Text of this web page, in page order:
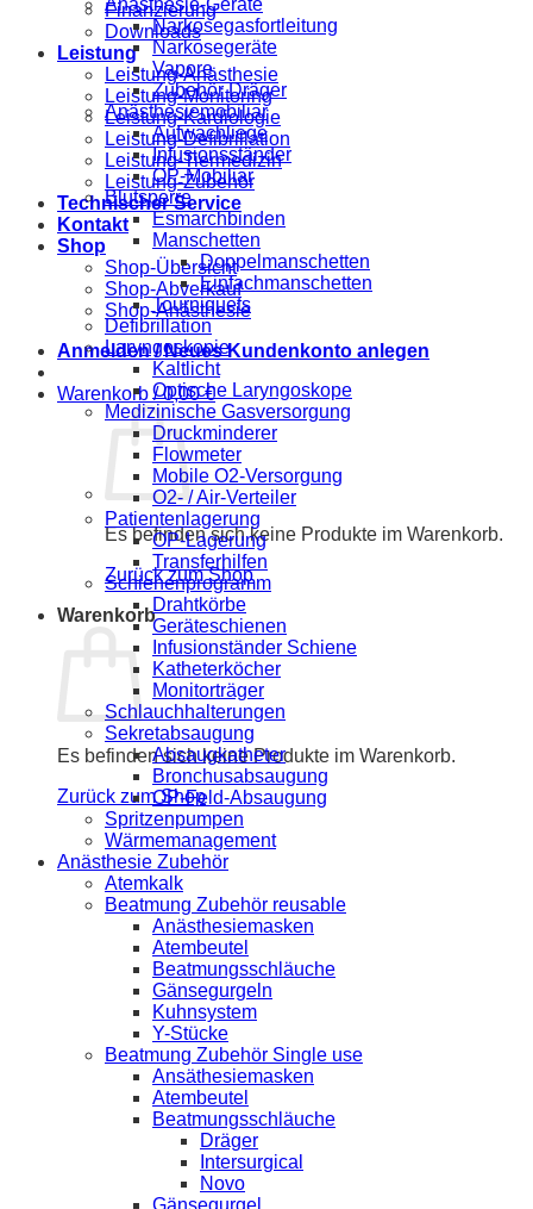
Finanzierung
Downloads
Leistung
Leistung-Anästhesie
Leistung-Monitoring
Leistung-Kardiologie
Leistung-Defibrillation
Leistung-Tiermedizin
Leistung-Zubehör
Technischer Service
Kontakt
Shop
Shop-Übersicht
Shop-Abverkauf
Shop-Anästhesie
Anmelden / Neues Kundenkonto anlegen
Warenkorb /0,00€
Es befinden sich keine Produkte im Warenkorb.
Zurück zum Shop
Warenkorb
Es befinden sich keine Produkte im Warenkorb.
Zurück zum Shop
Anästhesie-Geräte
Narkosegasfortleitung
Narkosegeräte
Vapore
Zubehör Dräger
Anästhesiemobiliar
Aufwachliege
Infusionsständer
OP-Mobiliar
Blutsperre
Esmarchbinden
Manschetten
Doppelmanschetten
Einfachmanschetten
Tourniquets
Defibrillation
Laryngoskopie
Kaltlicht
Optische Laryngoskope
Medizinische Gasversorgung
Druckminderer
Flowmeter
Mobile O2-Versorgung
O2- / Air-Verteiler
Patientenlagerung
OP-Lagerung
Transferhilfen
Schienenprogramm
Drahtkörbe
Geräteschienen
Infusionständer Schiene
Katheterköcher
Monitorträger
Schlauchhalterungen
Sekretabsaugung
Absaugkatheter
Bronchusabsaugung
OP-Feld-Absaugung
Spritzenpumpen
Wärmemanagement
Anästhesie Zubehör
Atemkalk
Beatmung Zubehör reusable
Anästhesiemasken
Atembeutel
Beatmungsschläuche
Gänsegurgeln
Kuhnsystem
Y-Stücke
Beatmung Zubehör Single use
Ansäthesiemasken
Atembeutel
Beatmungsschläuche
Dräger
Intersurgical
Novo
Gänsegurgel